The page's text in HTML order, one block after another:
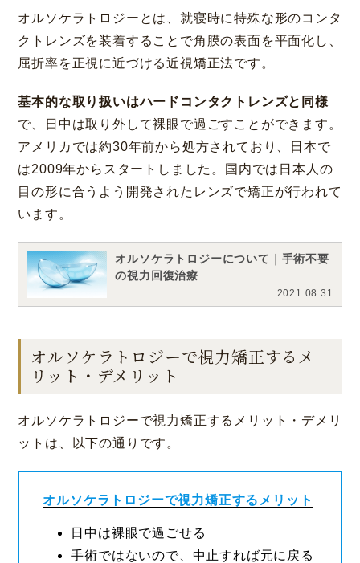
オルソケラトロジーとは、就寝時に特殊な形のコンタ
クトレンズを装着することで角膜の表面を平面化し、
屈折率を正視に近づける近視矯正法です。
基本的な取り扱いはハードコンタクトレンズと同様
で、日中は取り外して裸眼で過ごすことができます。
アメリカでは約30年前から処方されており、日本で
は2009年からスタートしました。国内では日本人の
目の形に合うよう開発されたレンズで矯正が行われて
います。
オルソケラトロジーについて｜手術不要
の視力回復治療
2021.08.31
オルソケラトロジーで視力矯正するメ
リット・デメリット
オルソケラトロジーで視力矯正するメリット・デメリ
ットは、以下の通りです。
オルソケラトロジーで視力矯正するメリット
日中は裸眼で過ごせる
手術ではないので、中止すれば元に戻る
大阪 梅田（本院） 福岡 天神
神戸 三宮 福岡 天神
福岡 飯塚
CLOSE